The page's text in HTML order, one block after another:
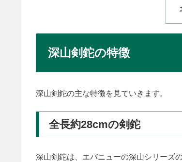
深山剣鉈の特徴
深山剣鉈の主な特徴を見ていきます。
全長約28cmの剣鉈
深山剣鉈は、エバニューの深山シリーズ